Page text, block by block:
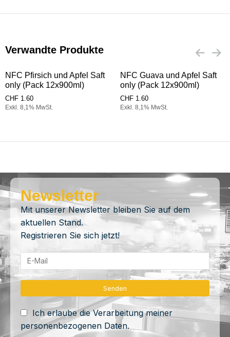
Verwandte Produkte
NFC Pfirsich und Apfel Saft
only (Pack 12x900ml)
CHF 1.60
Exkl. 8,1% MwSt.
NFC Guava und Apfel Saft
only (Pack 12x900ml)
CHF 1.60
Exkl. 8,1% MwSt.
Newsletter
Mit unserer Newsletter bleiben Sie auf dem
aktuellen Stand.
Registrieren Sie sich jetzt!
Ich erlaube die Verarbeitung meiner
personenbezogenen Daten.